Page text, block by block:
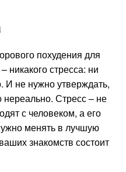
похудения для
стресса: ни
И не нужно утверждать,
Стресс – не
с человеком, а его
менять в лучшую
знакомств состоит